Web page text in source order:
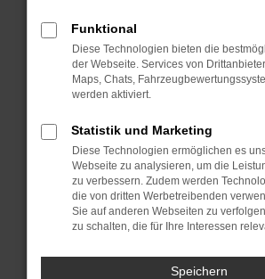
Fenster?
Starte dein Gerät neu.
Das kann manchmal helfen,
Probleme zu beheben.
Betriebssystem auf dem
sind.
Veraltete Software birgt nicht
Sicherheitsrisiko, sondern kann
führen, dass bestimmte
unterstützt werden.
Wende dich an den
Funktional
Diese Technologien bieten die
der Webseite. Services von
Maps, Chats,
werden aktiviert.
Statistik und Marketing
Diese Technologien ermöglichen es
Webseite zu analysieren, um die
zu verbessern. Zudem werden
die von dritten Werbetreibenden
Sie auf anderen Webseiten zu
zu schalten, die für Ihre Interessen
Speichern